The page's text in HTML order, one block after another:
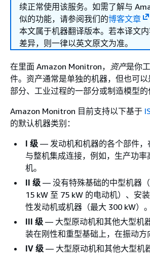
续正常使用该服务。如需了解与
似的功能，请参阅我们的博客文章
本文属于机器翻译版本。若本译文
差异，则一律以英文原文为准。
在里面 Amazon Monitron， 资产是你
件。资产通常是单独的机器，但也可
部分、工业过程的一部分或制造模型的
Amazon Monitron 目前支持以下基于
的默认机器类别：
I 级 — 发动机和机器的各个部件，
与整机集成连接，例如，生产功率
机。
II 级 — 没有特殊基础的中型机器
15 kW 至 75 kW 的电动机）、安
性发动机或机器（最大 300 kW）。
III 级 — 大型原动机和其他大型机
装在刚性和重型基础上，在振动方
IV 级 — 大型原动机和其他大型机